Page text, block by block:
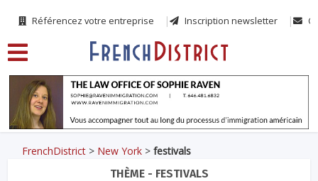
Référencez votre entreprise Inscription newsletter
FrenchDistrict > New York >festivals
THÈME - FESTIVALS